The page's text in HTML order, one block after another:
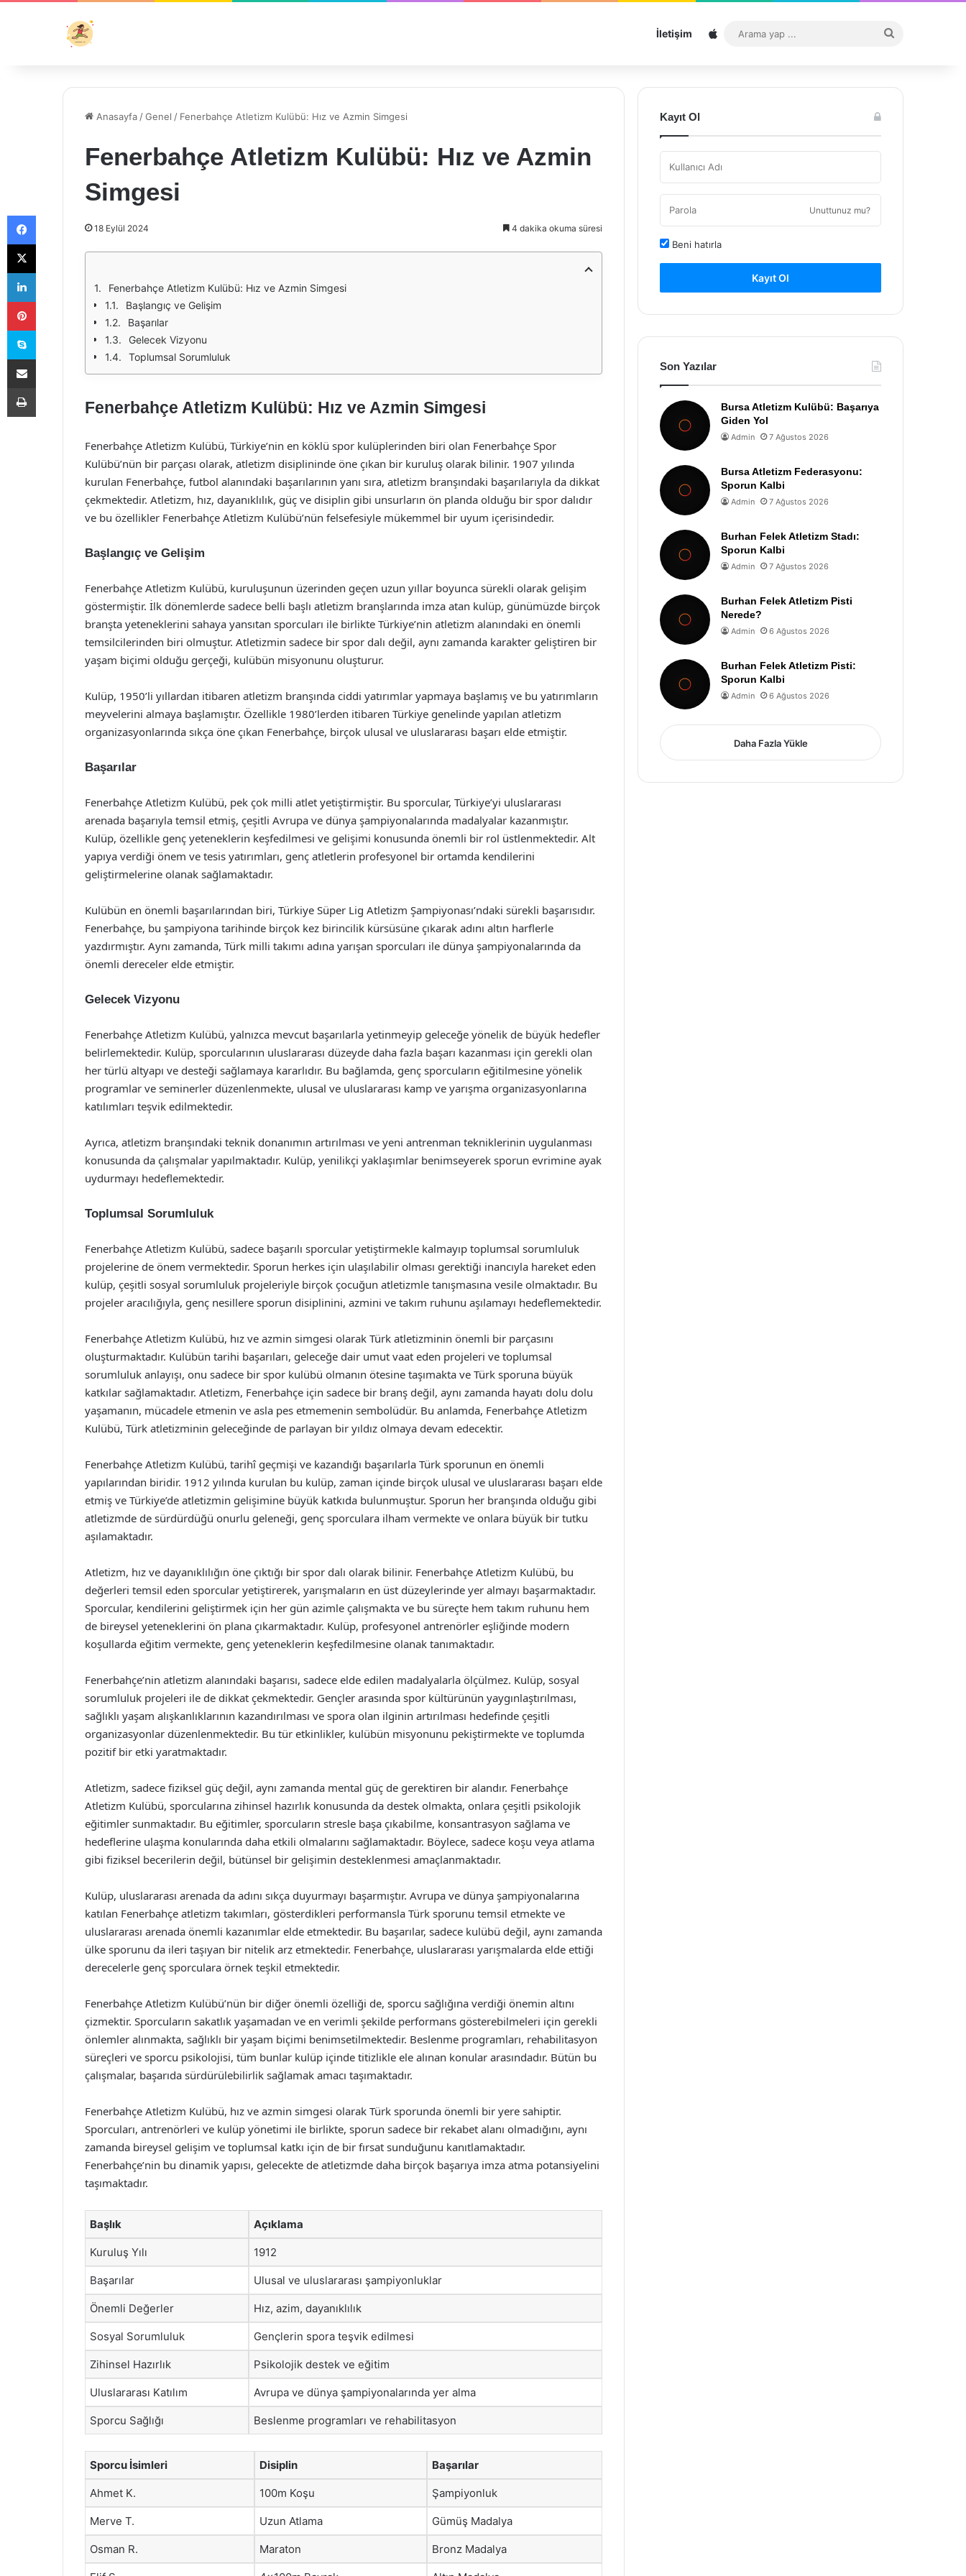
İletişim Sitemap
...
Anasayfa /Genel / Fenerbahçe Atletizm Kulübü: Hız ve Azmin Simgesi
Fenerbahçe Atletizm Kulübü: Hız ve Azmin
Simgesi
18 Eylül 2024 4 dakika okuma süresi
Fenerbahçe Atletizm Kulübü: Hız ve Azmin Simgesi
Başlangıç ve Gelişim
Başarılar
Gelecek Vizyonu
Toplumsal Sorumluluk
Fenerbahçe Atletizm Kulübü: Hız ve Azmin Simgesi
Fenerbahçe Atletizm Kulübü, Türkiye’nin en köklü spor kulüplerinden biri olan Fenerbahçe Spor
Kulübü’nün bir parçası olarak, atletizm disiplininde öne çıkan bir kuruluş olarak bilinir. 1907 yılında
kurulan Fenerbahçe, futbol alanındaki başarılarının yanı sıra, atletizm branşındaki başarılarıyla da dikkat
çekmektedir. Atletizm, hız, dayanıklılık, güç ve disiplin gibi unsurların ön planda olduğu bir spor dalıdır
ve bu özellikler Fenerbahçe Atletizm Kulübü’nün felsefesiyle mükemmel bir uyum içerisindedir.
Başlangıç ve Gelişim
Fenerbahçe Atletizm Kulübü, kuruluşunun üzerinden geçen uzun yıllar boyunca sürekli olarak gelişim
göstermiştir. İlk dönemlerde sadece belli başlı atletizm branşlarında imza atan kulüp, günümüzde birçok
branşta yeteneklerini sahaya yansıtan sporcuları ile birlikte Türkiye’nin atletizm alanındaki en önemli
temsilcilerinden biri olmuştur. Atletizmin sadece bir spor dalı değil, aynı zamanda karakter geliştiren bir
yaşam biçimi olduğu gerçeği, kulübün misyonunu oluşturur.
Kulüp, 1950’li yıllardan itibaren atletizm branşında ciddi yatırımlar yapmaya başlamış ve bu yatırımların
meyvelerini almaya başlamıştır. Özellikle 1980’lerden itibaren Türkiye genelinde yapılan atletizm
organizasyonlarında sıkça öne çıkan Fenerbahçe, birçok ulusal ve uluslararası başarı elde etmiştir.
Başarılar
Fenerbahçe Atletizm Kulübü, pek çok milli atlet yetiştirmiştir. Bu sporcular, Türkiye’yi uluslararası
arenada başarıyla temsil etmiş, çeşitli Avrupa ve dünya şampiyonalarında madalyalar kazanmıştır.
Kulüp, özellikle genç yeteneklerin keşfedilmesi ve gelişimi konusunda önemli bir rol üstlenmektedir. Alt
yapıya verdiği önem ve tesis yatırımları, genç atletlerin profesyonel bir ortamda kendilerini
geliştirmelerine olanak sağlamaktadır.
Kulübün en önemli başarılarından biri, Türkiye Süper Lig Atletizm Şampiyonası’ndaki sürekli başarısıdır.
Fenerbahçe, bu şampiyona tarihinde birçok kez birincilik kürsüsüne çıkarak adını altın harflerle
yazdırmıştır. Aynı zamanda, Türk milli takımı adına yarışan sporcuları ile dünya şampiyonalarında da
önemli dereceler elde etmiştir.
Gelecek Vizyonu
Fenerbahçe Atletizm Kulübü, yalnızca mevcut başarılarla yetinmeyip geleceğe yönelik de büyük hedefler
belirlemektedir. Kulüp, sporcularının uluslararası düzeyde daha fazla başarı kazanması için gerekli olan
her türlü altyapı ve desteği sağlamaya kararlıdır. Bu bağlamda, genç sporcuların eğitilmesine yönelik
programlar ve seminerler düzenlenmekte, ulusal ve uluslararası kamp ve yarışma organizasyonlarına
katılımları teşvik edilmektedir.
Ayrıca, atletizm branşındaki teknik donanımın artırılması ve yeni antrenman tekniklerinin uygulanması
konusunda da çalışmalar yapılmaktadır. Kulüp, yenilikçi yaklaşımlar benimseyerek sporun evrimine ayak
uydurmayı hedeflemektedir.
Toplumsal Sorumluluk
Fenerbahçe Atletizm Kulübü, sadece başarılı sporcular yetiştirmekle kalmayıp toplumsal sorumluluk
projelerine de önem vermektedir. Sporun herkes için ulaşılabilir olması gerektiği inancıyla hareket eden
kulüp, çeşitli sosyal sorumluluk projeleriyle birçok çocuğun atletizmle tanışmasına vesile olmaktadır. Bu
projeler aracılığıyla, genç nesillere sporun disiplinini, azmini ve takım ruhunu aşılamayı hedeflemektedir.
Fenerbahçe Atletizm Kulübü, hız ve azmin simgesi olarak Türk atletizminin önemli bir parçasını
oluşturmaktadır. Kulübün tarihi başarıları, geleceğe dair umut vaat eden projeleri ve toplumsal
sorumluluk anlayışı, onu sadece bir spor kulübü olmanın ötesine taşımakta ve Türk sporuna büyük
katkılar sağlamaktadır. Atletizm, Fenerbahçe için sadece bir branş değil, aynı zamanda hayatı dolu dolu
yaşamanın, mücadele etmenin ve asla pes etmemenin sembolüdür. Bu anlamda, Fenerbahçe Atletizm
Kulübü, Türk atletizminin geleceğinde de parlayan bir yıldız olmaya devam edecektir.
Fenerbahçe Atletizm Kulübü, tarihî geçmişi ve kazandığı başarılarla Türk sporunun en önemli
yapılarından biridir. 1912 yılında kurulan bu kulüp, zaman içinde birçok ulusal ve uluslararası başarı elde
etmiş ve Türkiye’de atletizmin gelişimine büyük katkıda bulunmuştur. Sporun her branşında olduğu gibi
atletizmde de sürdürdüğü onurlu geleneği, genç sporculara ilham vermekte ve onlara büyük bir tutku
aşılamaktadır.
Atletizm, hız ve dayanıklılığın öne çıktığı bir spor dalı olarak bilinir. Fenerbahçe Atletizm Kulübü, bu
değerleri temsil eden sporcular yetiştirerek, yarışmaların en üst düzeylerinde yer almayı başarmaktadır.
Sporcular, kendilerini geliştirmek için her gün azimle çalışmakta ve bu süreçte hem takım ruhunu hem
de bireysel yeteneklerini ön plana çıkarmaktadır. Kulüp, profesyonel antrenörler eşliğinde modern
koşullarda eğitim vermekte, genç yeteneklerin keşfedilmesine olanak tanımaktadır.
Fenerbahçe’nin atletizm alanındaki başarısı, sadece elde edilen madalyalarla ölçülmez. Kulüp, sosyal
sorumluluk projeleri ile de dikkat çekmektedir. Gençler arasında spor kültürünün yaygınlaştırılması,
sağlıklı yaşam alışkanlıklarının kazandırılması ve spora olan ilginin artırılması hedefinde çeşitli
organizasyonlar düzenlenmektedir. Bu tür etkinlikler, kulübün misyonunu pekiştirmekte ve toplumda
pozitif bir etki yaratmaktadır.
Atletizm, sadece fiziksel güç değil, aynı zamanda mental güç de gerektiren bir alandır. Fenerbahçe
Atletizm Kulübü, sporcularına zihinsel hazırlık konusunda da destek olmakta, onlara çeşitli psikolojik
eğitimler sunmaktadır. Bu eğitimler, sporcuların stresle başa çıkabilme, konsantrasyon sağlama ve
hedeflerine ulaşma konularında daha etkili olmalarını sağlamaktadır. Böylece, sadece koşu veya atlama
gibi fiziksel becerilerin değil, bütünsel bir gelişimin desteklenmesi amaçlanmaktadır.
Kulüp, uluslararası arenada da adını sıkça duyurmayı başarmıştır. Avrupa ve dünya şampiyonalarına
katılan Fenerbahçe atletizm takımları, gösterdikleri performansla Türk sporunu temsil etmekte ve
uluslararası arenada önemli kazanımlar elde etmektedir. Bu başarılar, sadece kulübü değil, aynı zamanda
ülke sporunu da ileri taşıyan bir nitelik arz etmektedir. Fenerbahçe, uluslararası yarışmalarda elde ettiği
derecelerle genç sporculara örnek teşkil etmektedir.
Fenerbahçe Atletizm Kulübü’nün bir diğer önemli özelliği de, sporcu sağlığına verdiği önemin altını
çizmektir. Sporcuların sakatlık yaşamadan ve en verimli şekilde performans gösterebilmeleri için gerekli
önlemler alınmakta, sağlıklı bir yaşam biçimi benimsetilmektedir. Beslenme programları, rehabilitasyon
süreçleri ve sporcu psikolojisi, tüm bunlar kulüp içinde titizlikle ele alınan konular arasındadır. Bütün bu
çalışmalar, başarıda sürdürülebilirlik sağlamak amacı taşımaktadır.
Fenerbahçe Atletizm Kulübü, hız ve azmin simgesi olarak Türk sporunda önemli bir yere sahiptir.
Sporcuları, antrenörleri ve kulüp yönetimi ile birlikte, sporun sadece bir rekabet alanı olmadığını, aynı
zamanda bireysel gelişim ve toplumsal katkı için de bir fırsat sunduğunu kanıtlamaktadır.
Fenerbahçe’nin bu dinamik yapısı, gelecekte de atletizmde daha birçok başarıya imza atma potansiyelini
taşımaktadır.
Başlık Açıklama
Kuruluş Yılı 1912
Başarılar Ulusal ve uluslararası şampiyonluklar
Önemli Değerler Hız, azim, dayanıklılık
Sosyal Sorumluluk Gençlerin spora teşvik edilmesi
Zihinsel Hazırlık Psikolojik destek ve eğitim
Uluslararası Katılım Avrupa ve dünya şampiyonalarında yer alma
Sporcu Sağlığı Beslenme programları ve rehabilitasyon
Sporcu İsimleri Disiplin Başarılar
Ahmet K. 100m Koşu Şampiyonluk
Merve T. Uzun Atlama Gümüş Madalya
Osman R. Maraton Bronz Madalya
Kayıt Ol
Unuttunuz mu?
Beni hatırla
Kayıt Ol
Son Yazılar
Bursa Atletizm Kulübü: Başarıya
Giden Yol
Admin 7 Ağustos 2026
Bursa Atletizm Federasyonu:
Sporun Kalbi
Admin 7 Ağustos 2026
Burhan Felek Atletizm Stadı:
Sporun Kalbi
Admin 7 Ağustos 2026
Burhan Felek Atletizm Pisti
Nerede?
Admin 6 Ağustos 2026
Burhan Felek Atletizm Pisti:
Sporun Kalbi
Admin 6 Ağustos 2026
Daha Fazla Yükle
Facebook
X
LinkedIn
Pinterest
Skype
E-Posta ile paylaş